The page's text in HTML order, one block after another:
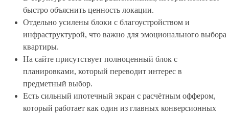
быстро объяснить ценность локации.
Отдельно усилены блоки с благоустройством и
инфраструктурой, что важно для эмоционального выбора
квартиры.
На сайте присутствует полноценный блок с
планировками, который переводит интерес в
предметный выбор.
Есть сильный ипотечный экран с расчётным оффером,
который работает как один из главных конверсионных